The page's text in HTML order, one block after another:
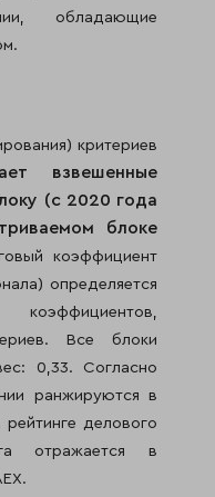
обладающие
критериев
взвешенные
(с 2020 года
блоке
коэффициент
определяется
коэффициентов,
Все блоки
0,33. Согласно
ранжируются в
делового
отражается в